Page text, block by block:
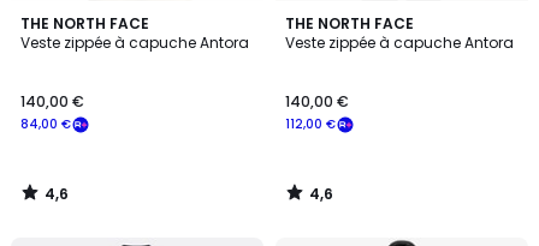
THE NORTH FACE
Veste zippée à capuche Antora
84,00 €
140,00 €
4,6
/ 5
4,6
/
THE NORTH FACE
Veste zippée à capuche Antora
112,00 €
140,00 €
4,6
/ 5
4,6
/